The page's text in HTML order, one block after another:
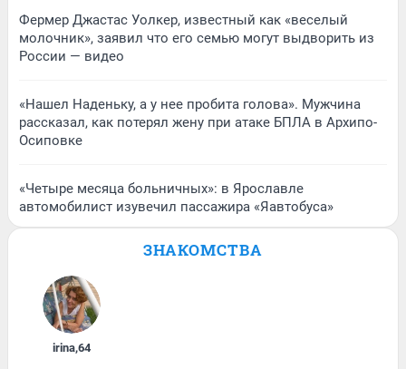
Фермер Джастас Уолкер, известный как «веселый
молочник», заявил что его семью могут выдворить из
России — видео
«Нашел Наденьку, а у нее пробита голова». Мужчина
рассказал, как потерял жену при атаке БПЛА в Архипо-
Осиповке
«Четыре месяца больничных»: в Ярославле
автомобилист изувечил пассажира «Яавтобуса»
ЗНАКОМСТВА
irina,64